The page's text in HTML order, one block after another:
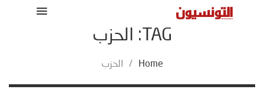
TAG: الحزب
Home
/ الحزب